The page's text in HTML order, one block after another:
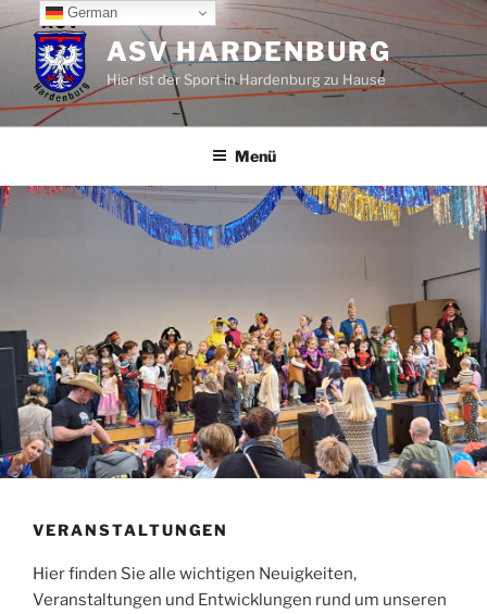
Inhalt
springen
ASV HARDENBURG
Hier ist der Sport in Hardenburg zu Hause
Menü
VERANSTALTUNGEN
Hier finden Sie alle wichtigen Neuigkeiten,
Veranstaltungen und Entwicklungen rund um unseren
German